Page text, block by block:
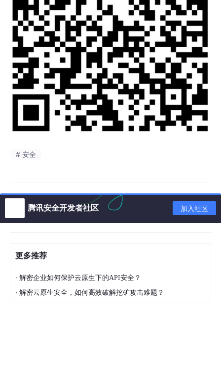
# 安全
腾讯安全开发者社区 加入社区
更多推荐
· 解密企业如何保护云原生下的API安全？
· 解密云原生安全，如何高效破解挖矿攻击难题？